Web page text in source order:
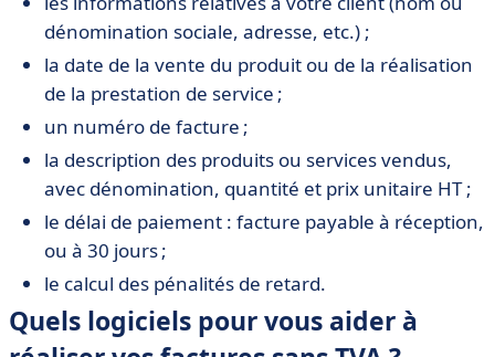
dénomination sociale, adresse, etc.) ;
la date de la vente du produit ou de la réalisation
de la prestation de service ;
un numéro de facture ;
la description des produits ou services vendus,
avec dénomination, quantité et prix unitaire HT ;
le délai de paiement : facture payable à réception,
ou à 30 jours ;
le calcul des pénalités de retard.
Quels logiciels pour vous aider à